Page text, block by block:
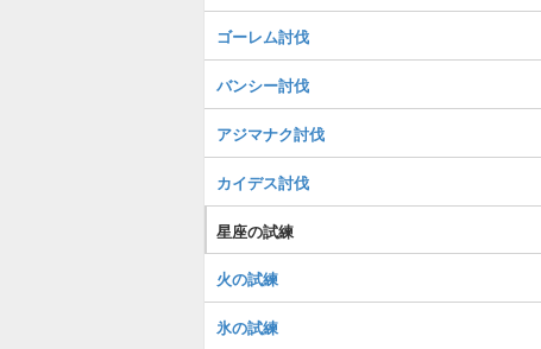
ゴーレム討伐
バンシー討伐
アジマナク討伐
カイデス討伐
星座の試練
火の試練
氷の試練